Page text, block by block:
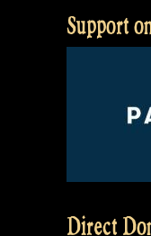
Support
Direct